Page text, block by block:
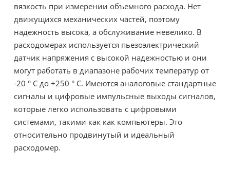
вязкость при измерении объемного расхода. Нет
движущихся механических частей, поэтому
надежность высока, а обслуживание невелико. В
расходомерах используется пьезоэлектрический
датчик напряжения с высокой надежностью и они
могут работать в диапазоне рабочих температур от
-20 ° C до +250 ° C. Имеются аналоговые стандартные
сигналы и цифровые импульсные выходы сигналов,
которые легко использовать с цифровыми
системами, такими как как компьютеры. Это
относительно продвинутый и идеальный
расходомер.